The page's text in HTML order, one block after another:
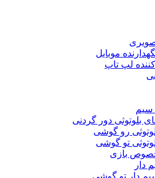
موبایل
لپ تاپ
بلوتوثی دور گردنی
رو گوشی
تو گوشی
بازی
دار
دار تو گوشی